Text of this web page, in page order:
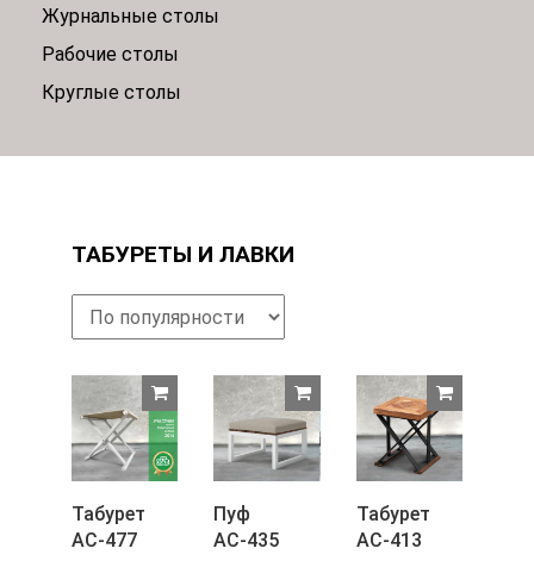
Журнальные столы
Рабочие столы
Круглые столы
ТАБУРЕТЫ И ЛАВКИ
Табурет
АС-477
Пуф
АС-435
Табурет
АС-413